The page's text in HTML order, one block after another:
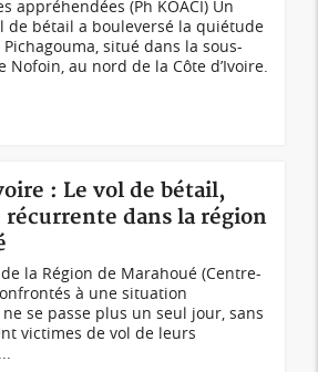
appréhendées (Ph KOACI) Un
de bétail a bouleversé la quiétude
situé dans la sous-
Nofoin, au nord de la Côte d’Ivoire.
: Le vol de bétail,
dans la région
la Région de Marahoué (Centre-
à une situation
se passe plus un seul jour, sans
victimes de vol de leurs